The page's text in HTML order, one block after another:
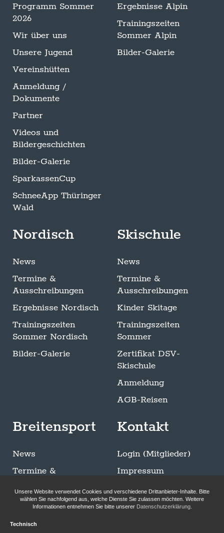
Programm Sommer
2026
Wir über uns
Unsere Jugend
Vereinshütten
Anmeldung /
Dokumente
Partner
Videos und
Bildergeschichten
Bilder-Galerie
SparkassenCup
SchneeApp Thüringer
Wald
Ergebnisse Alpin
Trainingszeiten
Sommer Alpin
Bilder-Galerie
Nordisch
News
Termine &
Ausschreibungen
Ergebnisse Nordisch
Trainingszeiten
Sommer Nordisch
Bilder-Galerie
Skischule
News
Termine &
Ausschreibungen
Kinder Skitage
Trainingszeiten
Sommer
Zertifikat DSV-
Skischule
Anmeldung
AGB-Reisen
Breitensport
News
Termine &
Trainingszeiten
Sommer Breitensport
Bilder-Galerie
Kontakt
Login (Mitglieder)
Impressum
Datenschutzerklärung
Unsere Website verwendet Cookies und verschiedene Drittanbieter-Inhalte. Bitte
wählen Sie nachfolgend aus, welche Dienste Sie zulassen möchten. Weitere
Informationen entnehmen Sie bitte unserer Datenschutzerklärung.
Technisch